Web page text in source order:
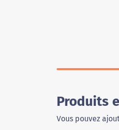
Produits
Vous pouvez